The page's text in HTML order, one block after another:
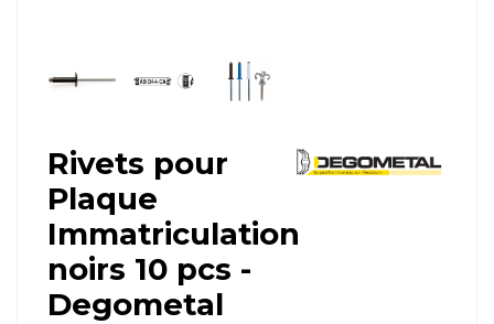
Rivets pour
Plaque
Immatriculation
noirs 10 pcs -
Degometal